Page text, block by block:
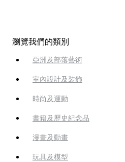
瀏覽我們的類別
亞洲及部落藝術
室內設計及裝飾
時尚及運動
書籍及歷史紀念品
漫畫及動畫
玩具及模型